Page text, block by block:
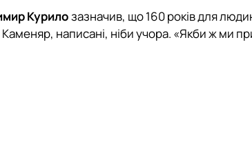
Курилозазначив, що 160 років для
написані, ніби учора. «Якби ж ми